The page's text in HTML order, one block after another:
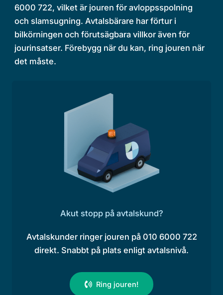
6000 722, vilket är jouren för avloppsspolning
och slamsugning. Avtalsbärare har förtur i
bilkörningen och förutsägbara villkor även för
jourinsatser. Förebygg när du kan, ring jouren när
det måste.
Akut stopp på avtalskund?
Avtalskunder ringer jouren på 010 6000 722
direkt. Snabbt på plats enligt avtalsnivå.
Ring jouren!